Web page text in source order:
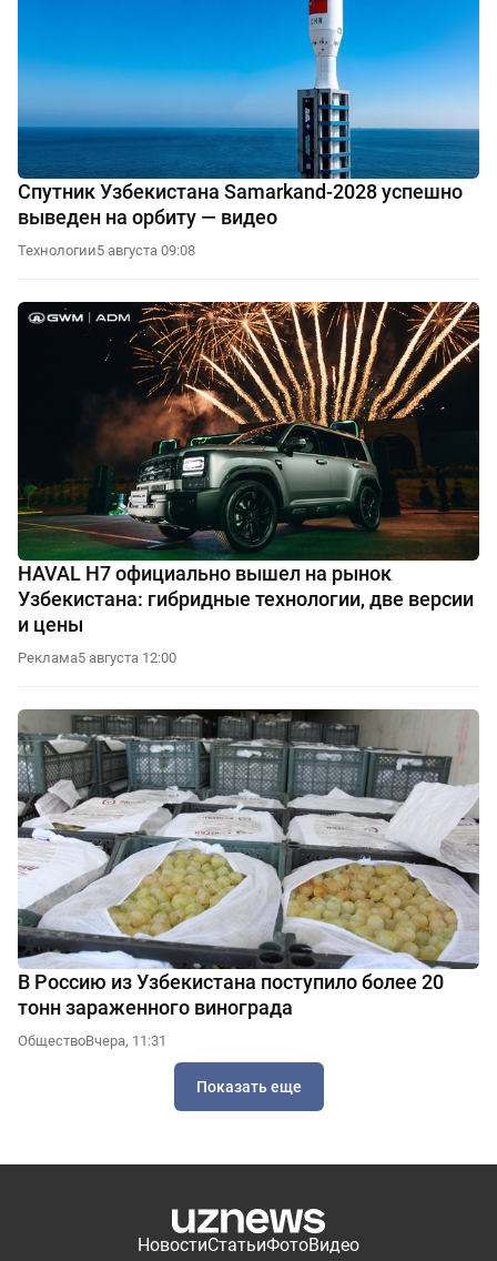
Спутник Узбекистана Samarkand-2028 успешно
выведен на орбиту — видео
Технологии5 августа 09:08
HAVAL H7 официально вышел на рынок
Узбекистана: гибридные технологии, две версии
и цены
Реклама5 августа 12:00
В Россию из Узбекистана поступило более 20
тонн зараженного винограда
ОбществоВчера, 11:31
Показать еще
НовостиСтатьиФотоВидео